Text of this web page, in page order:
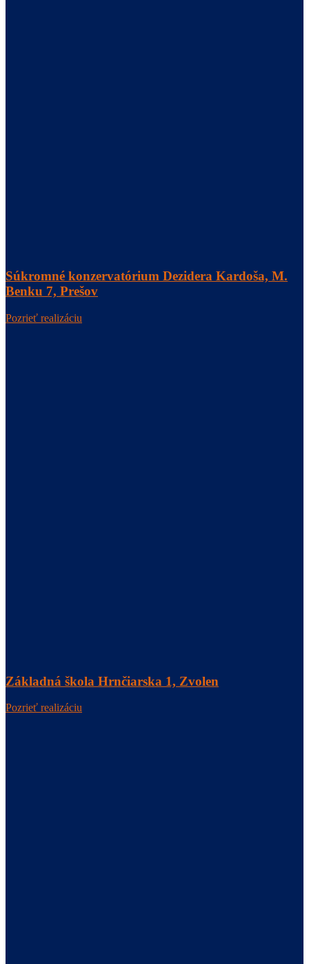
Súkromné konzervatórium Dezidera Kardoša, M.
Benku 7, Prešov
Pozrieť realizáciu
Základná škola Hrnčiarska 1, Zvolen
Pozrieť realizáciu